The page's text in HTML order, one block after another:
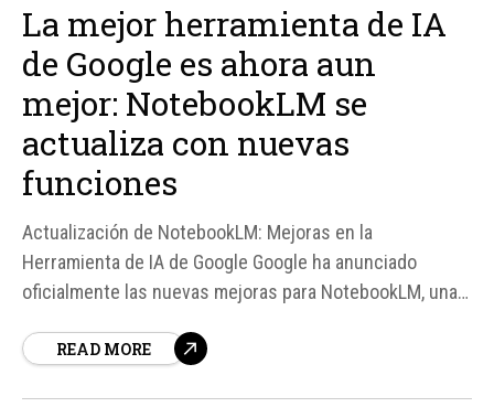
La mejor herramienta de IA
de Google es ahora aun
mejor: NotebookLM se
actualiza con nuevas
funciones
Actualización de NotebookLM: Mejoras en la
Herramienta de IA de Google Google ha anunciado
oficialmente las nuevas mejoras para NotebookLM, una
Labs para ayudar a millones de personas y
READ MORE